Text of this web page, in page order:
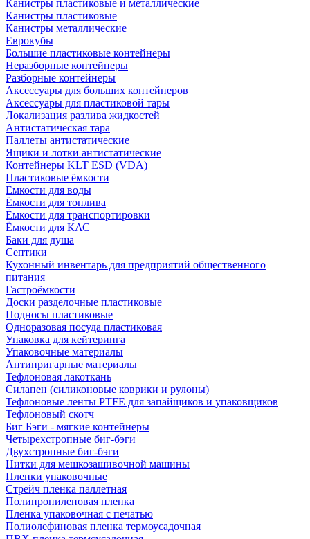
Канистры пластиковые и металлические
Канистры пластиковые
Канистры металлические
Еврокубы
Большие пластиковые контейнеры
Неразборные контейнеры
Разборные контейнеры
Аксессуары для больших контейнеров
Аксессуары для пластиковой тары
Локализация разлива жидкостей
Антистатическая тара
Паллеты антистатические
Ящики и лотки антистатические
Контейнеры KLT ESD (VDA)
Пластиковые ёмкости
Ёмкости для воды
Ёмкости для топлива
Ёмкости для транспортировки
Ёмкости для КАС
Баки для душа
Септики
Кухонный инвентарь для предприятий общественного
питания
Гастроёмкости
Доски разделочные пластиковые
Подносы пластиковые
Одноразовая посуда пластиковая
Упаковка для кейтеринга
Упаковочные материалы
Антипригарные материалы
Тефлоновая лакоткань
Силапен (силиконовые коврики и рулоны)
Тефлоновые ленты PTFE для запайщиков и упаковщиков
Тефлоновый скотч
Биг Бэги - мягкие контейнеры
Четырехстропные биг-бэги
Двухстропные биг-бэги
Нитки для мешкозашивочной машины
Пленки упаковочные
Стрейч пленка паллетная
Полипропиленовая пленка
Пленка упаковочная с печатью
Полиолефиновая пленка термоусадочная